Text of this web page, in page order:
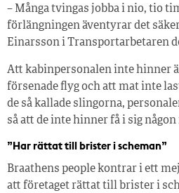
– Många tvingas jobba i nio, tio
förlängningen äventyrar det
Einarsson i Transportarbetaren
Att kabinpersonalen inte hinner
försenade flyg och att mat inte
de så kallade slingorna,
så att de inte hinner få i sig någon
”Har rättat till brister i scheman”
Braathens people kontrar i ett
att företaget rättat till brister i